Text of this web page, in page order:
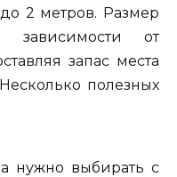
2 метров. Размер
зависимости от
запас места
полезных
нужно выбирать с